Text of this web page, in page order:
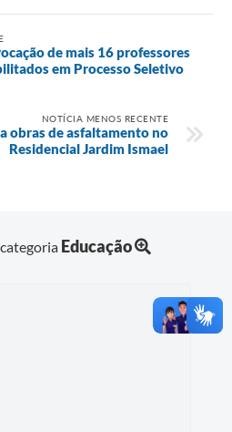
de mais 16 professores
em Processo Seletivo
NOTÍCIA MENOS RECENTE
obras de asfaltamento no
Residencial Jardim Ismael
Educação